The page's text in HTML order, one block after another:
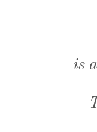
is